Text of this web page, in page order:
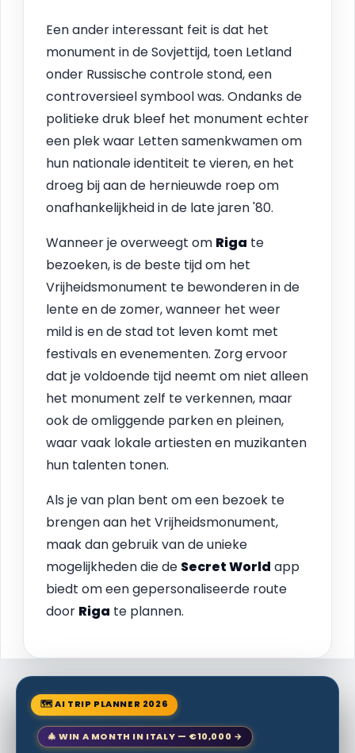
Een ander interessant feit is dat het
monument in de Sovjettijd, toen Letland
onder Russische controle stond, een
controversieel symbool was. Ondanks de
politieke druk bleef het monument echter
een plek waar Letten samenkwamen om
hun nationale identiteit te vieren, en het
droeg bij aan de hernieuwde roep om
onafhankelijkheid in de late jaren '80.
Wanneer je overweegt om Riga te
bezoeken, is de beste tijd om het
Vrijheidsmonument te bewonderen in de
lente en de zomer, wanneer het weer
mild is en de stad tot leven komt met
festivals en evenementen. Zorg ervoor
dat je voldoende tijd neemt om niet alleen
het monument zelf te verkennen, maar
ook de omliggende parken en pleinen,
waar vaak lokale artiesten en muzikanten
hun talenten tonen.
Als je van plan bent om een bezoek te
brengen aan het Vrijheidsmonument,
maak dan gebruik van de unieke
mogelijkheden die de Secret World app
biedt om een gepersonaliseerde route
door Riga te plannen.
🗺 AI TRIP PLANNER 2026
🎄 WIN A MONTH IN ITALY — €10,000 →